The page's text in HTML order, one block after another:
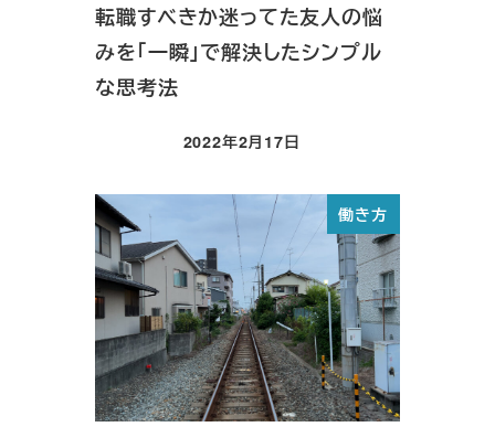
転職すべきか迷ってた友人の悩
みを「一瞬」で解決したシンプル
な思考法
投稿日
2022年2月17日
働き方